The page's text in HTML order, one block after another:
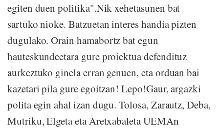
egiten duen politika".Nik xehetasunen bat
sartuko nioke. Batzuetan interes handia pizten
dugulako. Orain hamabortz bat egun
hauteskundeetara gure proiektua defendituz
aurkeztuko ginela erran genuen, eta orduan bai
kazetari pila gure egoitzan! Lepo!Gaur, argazki
polita egin ahal izan dugu. Tolosa, Zarautz, Deba,
Mutriku, Elgeta eta Aretxabaleta UEMAn